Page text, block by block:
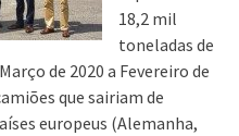
18,2 mil
toneladas de
de 2020 a Fevereiro de
que sairiam de
europeus (Alemanha,